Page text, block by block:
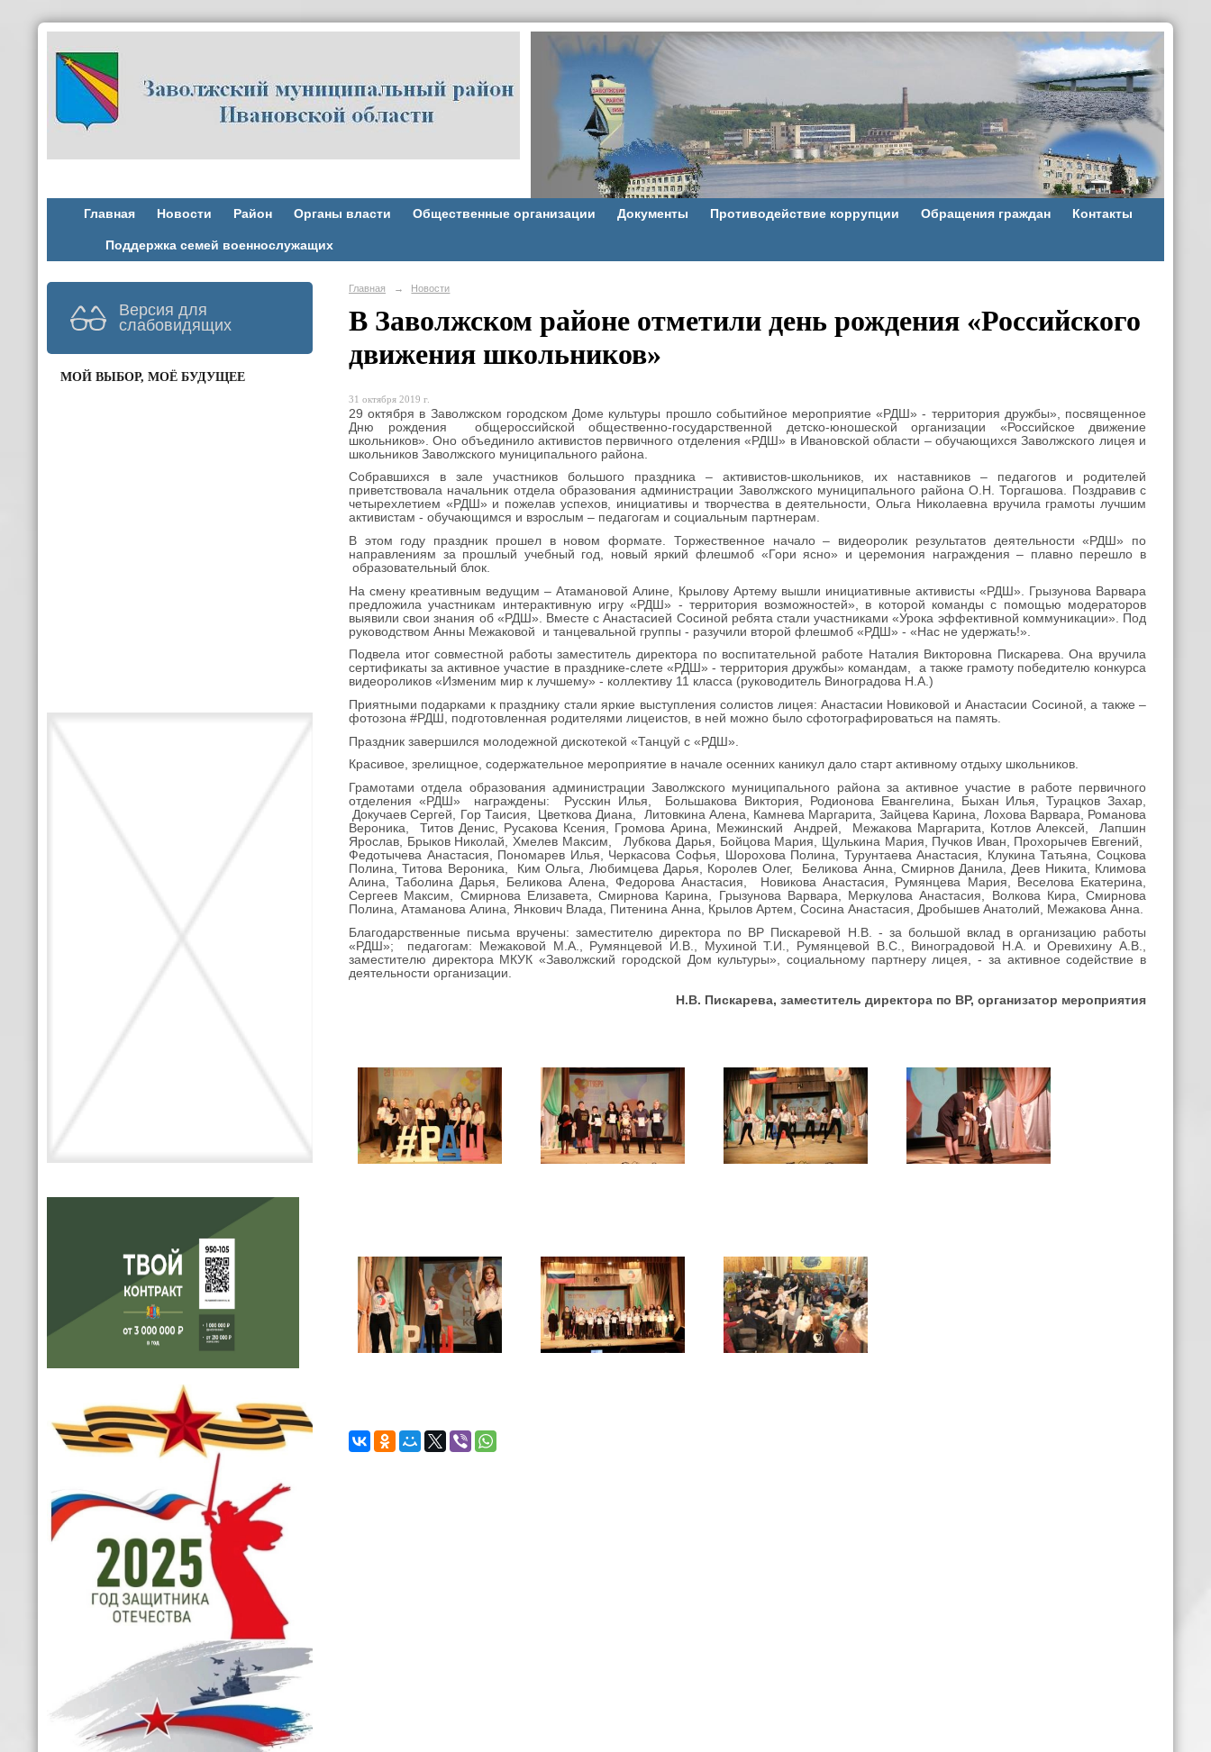
Главная Новости Район Органы власти Общественные организации Документы Противодействие коррупции Обращения граждан Контакты
Поддержка семей военнослужащих
Версия для
слабовидящих
МОЙ ВЫБОР, МОЁ БУДУЩЕЕ
Главная → Новости
В Заволжском районе отметили день рождения «Российского
движения школьников»
31 октября 2019 г.
29 октября в Заволжском городском Доме культуры прошло событийное мероприятие «РДШ» - территория дружбы», посвященное
Дню рождения общероссийской общественно-государственной детско-юношеской организации «Российское движение
школьников». Оно объединило активистов первичного отделения «РДШ» в Ивановской области – обучающихся Заволжского лицея и
школьников Заволжского муниципального района.
Собравшихся в зале участников большого праздника – активистов-школьников, их наставников – педагогов и родителей
приветствовала начальник отдела образования администрации Заволжского муниципального района О.Н. Торгашова. Поздравив с
четырехлетием «РДШ» и пожелав успехов, инициативы и творчества в деятельности, Ольга Николаевна вручила грамоты лучшим
активистам - обучающимся и взрослым – педагогам и социальным партнерам.
В этом году праздник прошел в новом формате. Торжественное начало – видеоролик результатов деятельности «РДШ» по
направлениям за прошлый учебный год, новый яркий флешмоб «Гори ясно» и церемония награждения – плавно перешло в
образовательный блок.
На смену креативным ведущим – Атамановой Алине, Крылову Артему вышли инициативные активисты «РДШ». Грызунова Варвара
предложила участникам интерактивную игру «РДШ» - территория возможностей», в которой команды с помощью модераторов
выявили свои знания об «РДШ». Вместе с Анастасией Сосиной ребята стали участниками «Урока эффективной коммуникации». Под
руководством Анны Межаковой и танцевальной группы - разучили второй флешмоб «РДШ» - «Нас не удержать!».
Подвела итог совместной работы заместитель директора по воспитательной работе Наталия Викторовна Пискарева. Она вручила
сертификаты за активное участие в празднике-слете «РДШ» - территория дружбы» командам, а также грамоту победителю конкурса
видеороликов «Изменим мир к лучшему» - коллективу 11 класса (руководитель Виноградова Н.А.)
Приятными подарками к празднику стали яркие выступления солистов лицея: Анастасии Новиковой и Анастасии Сосиной, а также –
фотозона #РДШ, подготовленная родителями лицеистов, в ней можно было сфотографироваться на память.
Праздник завершился молодежной дискотекой «Танцуй с «РДШ».
Красивое, зрелищное, содержательное мероприятие в начале осенних каникул дало старт активному отдыху школьников.
Грамотами отдела образования администрации Заволжского муниципального района за активное участие в работе первичного
отделения «РДШ» награждены: Русскин Илья, Большакова Виктория, Родионова Евангелина, Быхан Илья, Турацков Захар,
Докучаев Сергей, Гор Таисия, Цветкова Диана, Литовкина Алена, Камнева Маргарита, Зайцева Карина, Лохова Варвара, Романова
Вероника, Титов Денис, Русакова Ксения, Громова Арина, Межинский Андрей, Межакова Маргарита, Котлов Алексей, Лапшин
Ярослав, Брыков Николай, Хмелев Максим, Лубкова Дарья, Бойцова Мария, Щулькина Мария, Пучков Иван, Прохорычев Евгений,
Федотычева Анастасия, Пономарев Илья, Черкасова Софья, Шорохова Полина, Турунтаева Анастасия, Клукина Татьяна, Соцкова
Полина, Титова Вероника, Ким Ольга, Любимцева Дарья, Королев Олег, Беликова Анна, Смирнов Данила, Деев Никита, Климова
Алина, Таболина Дарья, Беликова Алена, Федорова Анастасия, Новикова Анастасия, Румянцева Мария, Веселова Екатерина,
Сергеев Максим, Смирнова Елизавета, Смирнова Карина, Грызунова Варвара, Меркулова Анастасия, Волкова Кира, Смирнова
Полина, Атаманова Алина, Янкович Влада, Питенина Анна, Крылов Артем, Сосина Анастасия, Дробышев Анатолий, Межакова Анна.
Благодарственные письма вручены: заместителю директора по ВР Пискаревой Н.В. - за большой вклад в организацию работы
«РДШ»; педагогам: Межаковой М.А., Румянцевой И.В., Мухиной Т.И., Румянцевой В.С., Виноградовой Н.А. и Оревихину А.В.,
заместителю директора МКУК «Заволжский городской Дом культуры», социальному партнеру лицея, - за активное содействие в
деятельности организации.
Н.В. Пискарева, заместитель директора по ВР, организатор мероприятия